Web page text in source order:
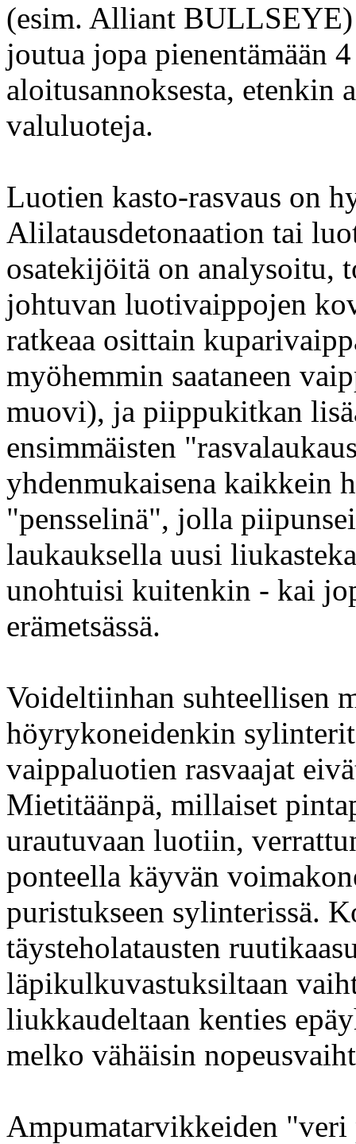
(esim. Alliant BULLSEYE)
joutua jopa pienentämään
aloitusannoksesta, etenkin
valuluoteja.
Luotien kasto-rasvaus on
Alilatausdetonaation tai
osatekijöitä on analysoitu,
johtuvan luotivaippojen
ratkeaa osittain
myöhemmin saataneen
muovi), ja piippukitkan
ensimmäisten
yhdenmukaisena kaikkein
"pensselinä", jolla
laukauksella uusi
unohtuisi kuitenkin - kai
erämetsässä.
Voideltiinhan suhteellisen
höyrykoneidenkin
vaippaluotien rasvaajat
Mietitäänpä, millaiset
urautuvaan luotiin,
ponteella käyvän
puristukseen sylinterissä.
täysteholatausten
läpikulkuvastuksiltaan
liukkaudeltaan kenties
melko vähäisin
Ampumatarvikkeiden